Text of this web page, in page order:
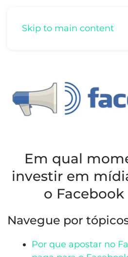
Skip to main content
Em qual
investir em
o Facebook
Navegue por
Por que apostar no